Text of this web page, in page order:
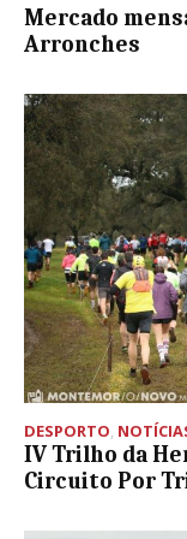
Mercado
Arronches
DESPORTO
IV Trilho da
Circuito Por